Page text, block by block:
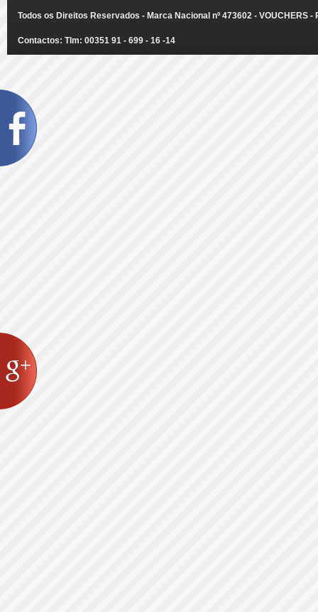
Todos os Direitos Reservados - Marca Nacional nº 473602 - VOUCHERS
Contactos: Tlm: 00351 91 - 699 - 16 -14